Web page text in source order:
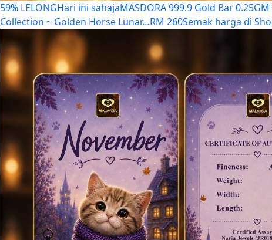
59% LELONGHari ini sahajaMASDORA 999.9 Gold Bar
Collection ~ Golden Horse Lunar…RM 260Semak harga di